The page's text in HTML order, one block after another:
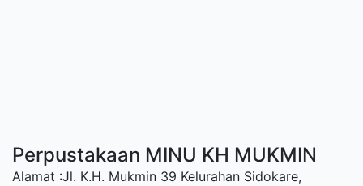
Perpustakaan MINU KH MUKMIN
Alamat :Jl. K.H. Mukmin 39 Kelurahan Sidokare,